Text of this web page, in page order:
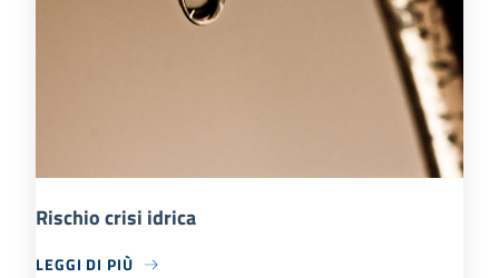
Rischio crisi idrica
LEGGI DI PIÙ